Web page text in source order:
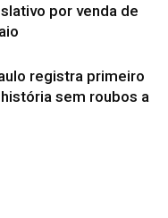
por venda de
registra primeiro
sem roubos a